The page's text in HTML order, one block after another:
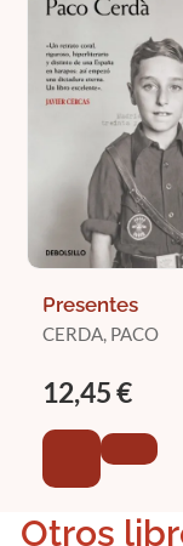
Presentes
CERDA, PACO
12,45 €
Otros